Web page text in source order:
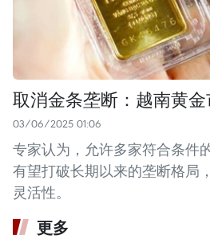
取消金条垄断：越南黄
03/06/2025 01:06
专家认为，允许多家符合条件
有望打破长期以来的垄断格局
灵活性。
更多